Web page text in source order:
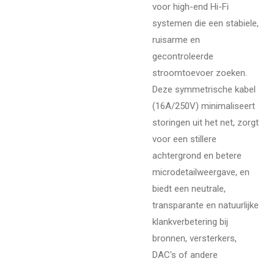
voor high-end Hi-Fi
systemen die een stabiele,
ruisarme en
gecontroleerde
stroomtoevoer zoeken.
Deze symmetrische kabel
(16A/250V) minimaliseert
storingen uit het net, zorgt
voor een stillere
achtergrond en betere
microdetailweergave, en
biedt een neutrale,
transparante en natuurlijke
klankverbetering bij
bronnen, versterkers,
DAC's of andere